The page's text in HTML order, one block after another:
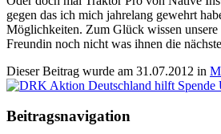
gegen das ich mich jahrelang gewehrt
Möglichkeiten. Zum Glück wissen unsere
Freundin noch nicht was ihnen die
Dieser Beitrag wurde am 31.07.2012 in
Beitragsnavigation